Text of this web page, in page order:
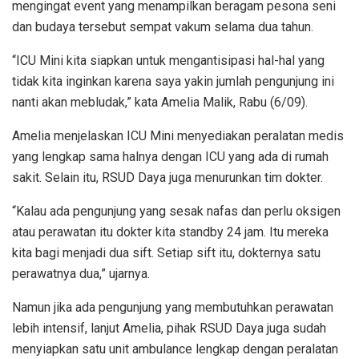
mengingat event yang menampilkan beragam pesona seni
dan budaya tersebut sempat vakum selama dua tahun.
“ICU Mini kita siapkan untuk mengantisipasi hal-hal yang
tidak kita inginkan karena saya yakin jumlah pengunjung ini
nanti akan mebludak,” kata Amelia Malik, Rabu (6/09).
Amelia menjelaskan ICU Mini menyediakan peralatan medis
yang lengkap sama halnya dengan ICU yang ada di rumah
sakit. Selain itu, RSUD Daya juga menurunkan tim dokter.
“Kalau ada pengunjung yang sesak nafas dan perlu oksigen
atau perawatan itu dokter kita standby 24 jam. Itu mereka
kita bagi menjadi dua sift. Setiap sift itu, dokternya satu
perawatnya dua,” ujarnya.
Namun jika ada pengunjung yang membutuhkan perawatan
lebih intensif, lanjut Amelia, pihak RSUD Daya juga sudah
menyiapkan satu unit ambulance lengkap dengan peralatan